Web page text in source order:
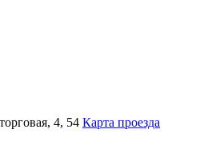
4, 54 Карта проезда